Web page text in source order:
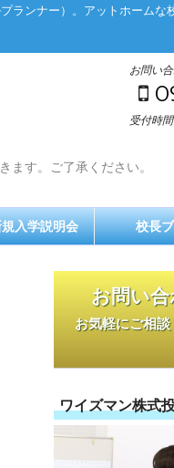
ランナー）。アットホームな
お問い
受付時
ます。ご了承ください。
入学説明会 校長
お問い
お気軽にご相
ワイズマン株式